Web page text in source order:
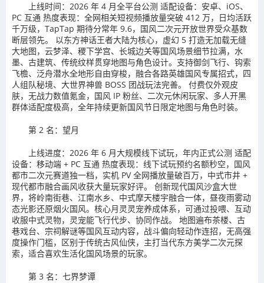
上线时间：2026 年 4 月全平台公测 适配设备：安卓、iOS、
PC 互通 热度表现：全网相关短视频播放量突破 412 万，日均活跃
千万级，TapTap 期待分常年 9.6，国风二次元开放世界受众基数
断层领先。 以东方神话王者大陆为核心，虚幻 5 打造无加载无缝
大地图，云梦泽、稷下学宫、长城边关等国风场景细节拉满，水
墨、古建筑、传统纹样贯穿地图与角色设计。支持御剑飞行、钩索
飞檐、泛舟潜水全地形自由穿梭，融合各路英雄国风专属招式，四
人组队秘境、大世界神兽 BOSS 团战玩法完善。 付费仅外观皮
肤，无战力数值氪金，国风 IP 粉丝、二次元休闲玩家、多人开黑
群体适配度极高，全年持续更新国风节日限定地图与角色时装。
第 2 名：望月
上线进度：2026 年 6 月大规模线下试玩，年内正式公测 适配
设备：移动端 + PC 互通 热度表现：线下试玩预约名额秒空，国风
都市二次元赛道独一档，实机 PV 全网播放量破百万，中式市井 +
现代都市融合画风收获大量玩家好评。 创新现代国风沙盒大世
界，将岭南街巷、江南水乡、中式摩天楼宇融合一体，昼夜雨雾动
态光影还原烟火国风。核心月灵灵宠养成体系，可通过投喂、互动
收服中式灵物，灵宠能飞行代步、协同作战。 地图遍布茶楼、古
巷戏台、宗祠解谜等国风互动内容，战斗偏向轻动作连招，无高强
度操作门槛，区别于传统古风仙侠，主打当代东方美学二次元探
索，适合喜欢生活化国风场景的玩家。
第 3 名：七界梦谭